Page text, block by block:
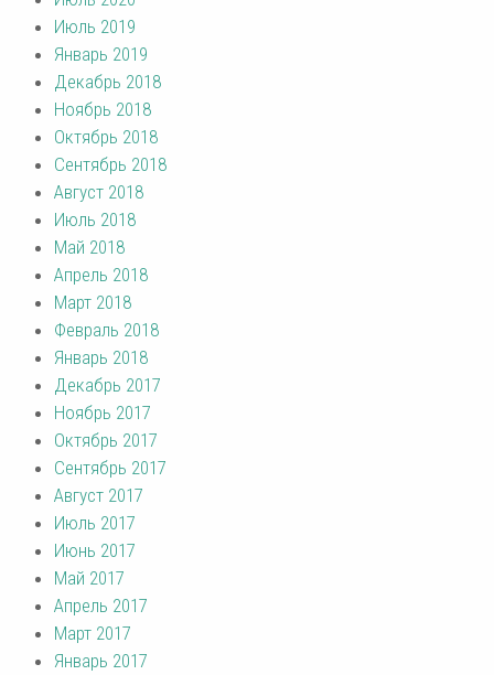
Июль 2019
Январь 2019
Декабрь 2018
Ноябрь 2018
Октябрь 2018
Сентябрь 2018
Август 2018
Июль 2018
Май 2018
Апрель 2018
Март 2018
Февраль 2018
Январь 2018
Декабрь 2017
Ноябрь 2017
Октябрь 2017
Сентябрь 2017
Август 2017
Июль 2017
Июнь 2017
Май 2017
Апрель 2017
Март 2017
Январь 2017